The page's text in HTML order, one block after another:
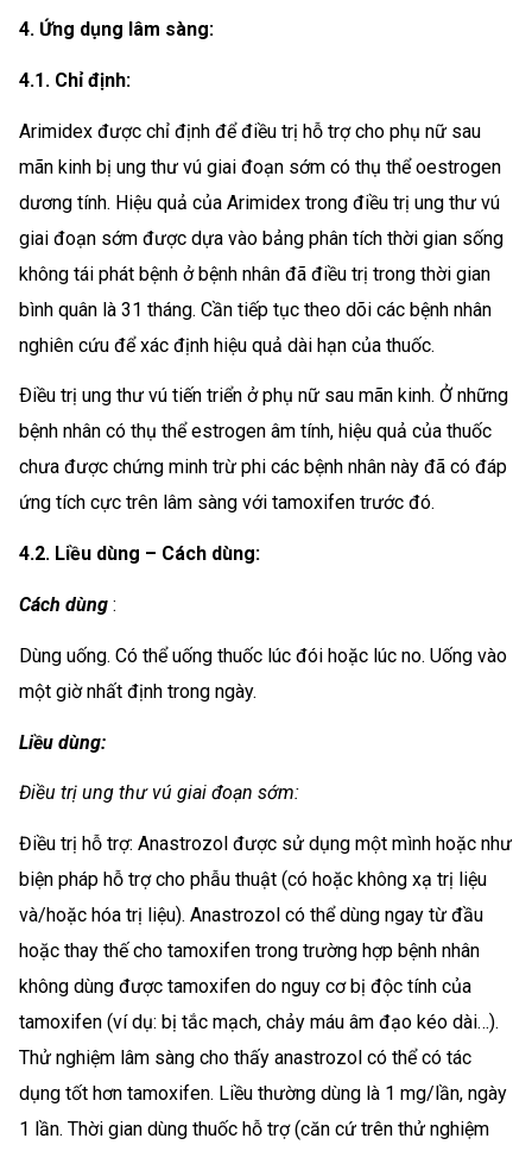
4. Ứng dụng lâm sàng:
4.1. Chỉ định:
Arimidex được chỉ định để điều trị hỗ trợ cho phụ nữ sau
mãn kinh bị ung thư vú giai đoạn sớm có thụ thể oestrogen
dương tính. Hiệu quả của Arimidex trong điều trị ung thư vú
giai đoạn sớm được dựa vào bảng phân tích thời gian sống
không tái phát bệnh ở bệnh nhân đã điều trị trong thời gian
bình quân là 31 tháng. Cần tiếp tục theo dõi các bệnh nhân
nghiên cứu để xác định hiệu quả dài hạn của thuốc.
Ðiều trị ung thư vú tiến triển ở phụ nữ sau mãn kinh. Ở những
bệnh nhân có thụ thể estrogen âm tính, hiệu quả của thuốc
chưa được chứng minh trừ phi các bệnh nhân này đã có đáp
ứng tích cực trên lâm sàng với tamoxifen trước đó.
4.2. Liều dùng – Cách dùng:
Cách dùng :
Dùng uống. Có thể uống thuốc lúc đói hoặc lúc no. Uống vào
một giờ nhất định trong ngày.
Liều dùng:
Điều trị ung thư vú giai đoạn sớm:
Điều trị hỗ trợ: Anastrozol được sử dụng một mình hoặc như
biện pháp hỗ trợ cho phẫu thuật (có hoặc không xạ trị liệu
và/hoặc hóa trị liệu). Anastrozol có thể dùng ngay từ đầu
hoặc thay thế cho tamoxifen trong trường hợp bệnh nhân
không dùng được tamoxifen do nguy cơ bị độc tính của
tamoxifen (ví dụ: bị tắc mạch, chảy máu âm đạo kéo dài…).
Thử nghiệm lâm sàng cho thấy anastrozol có thể có tác
dụng tốt hơn tamoxifen. Liều thường dùng là 1 mg/lần, ngày
1 lần. Thời gian dùng thuốc hỗ trợ (căn cứ trên thử nghiệm